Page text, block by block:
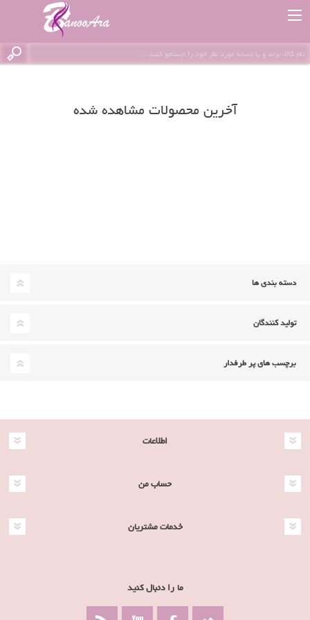
آخرین محصولات مشاهده شده
دسته بندی ها
تولید کنندگان
برچسب های پر طرفدار
اطلاعات
حساب من
خدمات مشتریان
ما را دنبال کنید